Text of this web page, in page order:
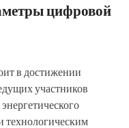
цифровой
в достижении
участников
технологическим